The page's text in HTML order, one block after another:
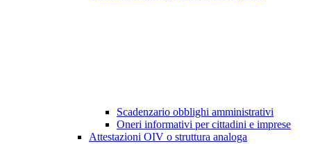
Scadenzario obblighi amministrativi
Oneri informativi per cittadini e imprese
Attestazioni OIV o struttura analoga